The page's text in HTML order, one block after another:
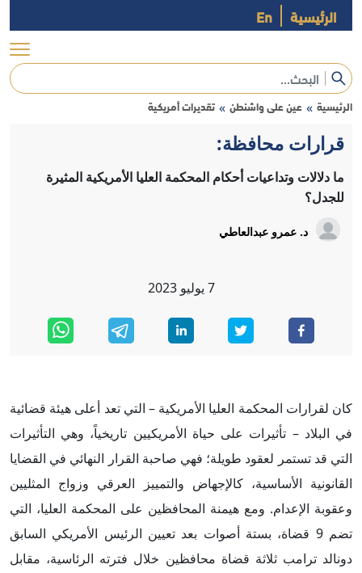
الرئيسية En
الرئيسية » عين على واشنطن » تقديرات أمريكية
قرارات محافظة:
ما دلالات وتداعيات أحكام المحكمة العليا الأمريكية المثيرة
للجدل؟
د. عمرو عبدالعاطي
7 يوليو 2023
كان لقرارات المحكمة العليا الأمريكية – التي تعد أعلى هيئة قضائية
في البلاد – تأثيرات على حياة الأمريكيين تاريخياً، وهي التأثيرات
التي قد تستمر لعقود طويلة؛ فهي صاحبة القرار النهائي في القضايا
القانونية الأساسية، كالإجهاض والتمييز العرقي وزواج المثليين
وعقوبة الإعدام. ومع هيمنة المحافظين على المحكمة العليا، التي
تضم 9 قضاة، بستة أصوات بعد تعيين الرئيس الأمريكي السابق
دونالد ترامب ثلاثة قضاة محافظين خلال فترته الرئاسية، مقابل